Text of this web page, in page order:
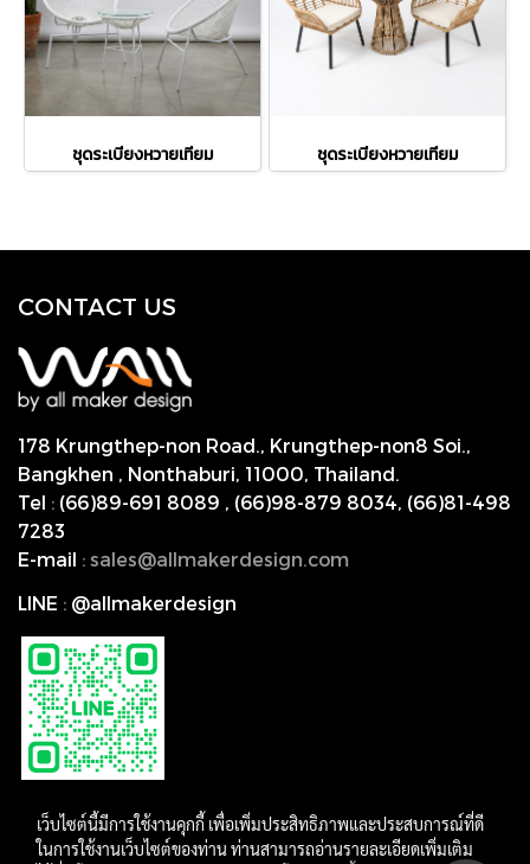
ชุดระเบียงหวายเทียม ชุดระเบียงหวายเทียม
CONTACT US
178 Krungthep-non Road., Krungthep-non8 Soi.,
Bangkhen , Nonthaburi, 11000, Thailand.
Tel : (66)89-691 8089 , (66)98-879 8034, (66)81-498
7283
E-mail : sales@allmakerdesign.com
LINE : @allmakerdesign
เว็บไซต์นี้มีการใช้งานคุกกี้ เพื่อเพิ่มประสิทธิภาพและประสบการณ์ที่ดี
ในการใช้งานเว็บไซต์ของท่าน ท่านสามารถอ่านรายละเอียดเพิ่มเติม